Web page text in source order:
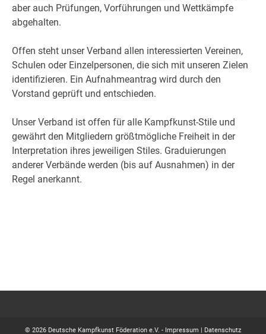
aber auch Prüfungen, Vorführungen und Wettkämpfe
abgehalten.
Offen steht unser Verband allen interessierten Vereinen,
Schulen oder Einzelpersonen, die sich mit unseren Zielen
identifizieren. Ein Aufnahmeantrag wird durch den
Vorstand geprüft und entschieden.
Unser Verband ist offen für alle Kampfkunst-Stile und
gewährt den Mitgliedern größtmögliche Freiheit in der
Interpretation ihres jeweiligen Stiles. Graduierungen
anderer Verbände werden (bis auf Ausnahmen) in der
Regel anerkannt.
© 2026 Deutsche Kampfkunst Föderation e.V. - Impressum | Datenschutz